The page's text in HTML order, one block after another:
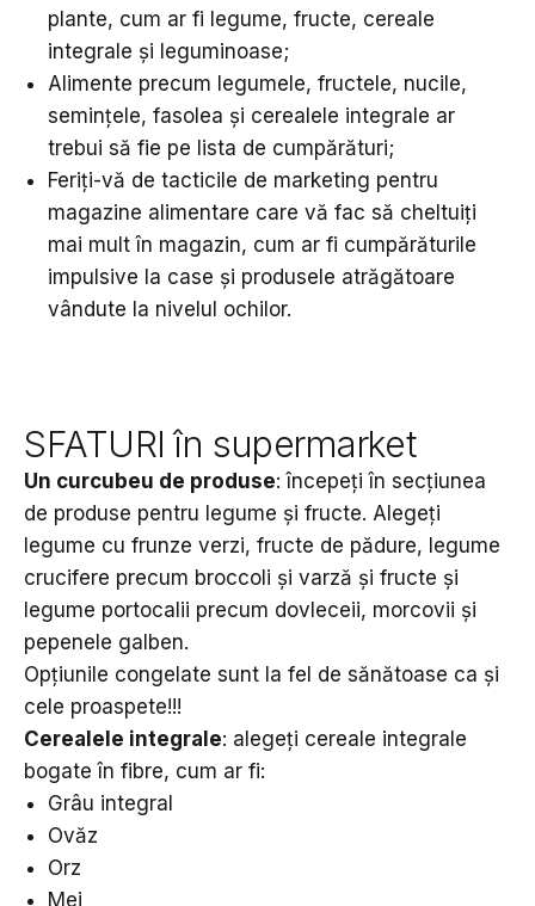
plante, cum ar fi legume, fructe, cereale
integrale și leguminoase;
Alimente precum legumele, fructele, nucile,
semințele, fasolea și cerealele integrale ar
trebui să fie pe lista de cumpărături;
Feriți-vă de tacticile de marketing pentru
magazine alimentare care vă fac să cheltuiți
mai mult în magazin, cum ar fi cumpărăturile
impulsive la case și produsele atrăgătoare
vândute la nivelul ochilor.
SFATURI în supermarket
Un curcubeu de produse: începeți în secțiunea
de produse pentru legume și fructe. Alegeți
legume cu frunze verzi, fructe de pădure, legume
crucifere precum broccoli și varză și fructe și
legume portocalii precum dovleceii, morcovii și
pepenele galben.
Opțiunile congelate sunt la fel de sănătoase ca și
cele proaspete!!!
Cerealele integrale: alegeți cereale integrale
bogate în fibre, cum ar fi:
Grâu integral
Ovăz
Orz
Mei